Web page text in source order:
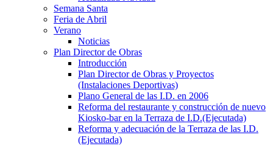
Semana Santa
Feria de Abril
Verano
Noticias
Plan Director de Obras
Introducción
Plan Director de Obras y Proyectos
(Instalaciones Deportivas)
Plano General de las I.D. en 2006
Reforma del restaurante y construcción de nuevo
Kiosko-bar en la Terraza de I.D.(Ejecutada)
Reforma y adecuación de la Terraza de las I.D.
(Ejecutada)